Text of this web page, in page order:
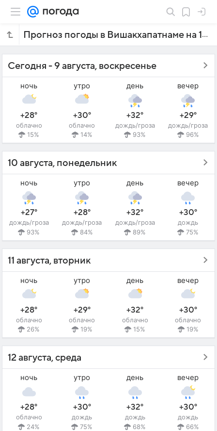
Прогноз погоды в Вишакхапатнаме на 10 дней
Сегодня - 9 августа, воскресенье
ночь
+28°
облачно
15%
утро
+30°
облачно
14%
день
+32°
дождь/гроза
93%
вечер
+29°
дождь/гроза
96%
10 августа, понедельник
ночь
+27°
дождь/гроза
93%
утро
+28°
дождь/гроза
84%
день
+32°
дождь/гроза
89%
вечер
+30°
дождь
75%
11 августа, вторник
ночь
+28°
облачно
26%
утро
+29°
облачно
19%
день
+32°
облачно
15%
вечер
+30°
облачно
19%
12 августа, среда
ночь
+28°
облачно
24%
утро
+30°
дождь
75%
день
+32°
дождь
68%
вечер
+30°
дождь
66%